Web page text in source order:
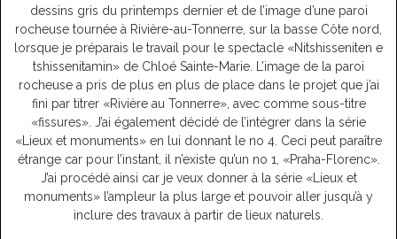
dessins gris du printemps dernier et de l’image d’une paroi
rocheuse tournée à Rivière-au-Tonnerre, sur la basse Côte nord,
lorsque je préparais le travail pour le spectacle «Nitshisseniten e
tshissenitamin» de Chloé Sainte-Marie. L’image de la paroi
rocheuse a pris de plus en plus de place dans le projet que j’ai
fini par titrer «Rivière au Tonnerre», avec comme sous-titre
«fissures». J’ai également décidé de l’intégrer dans la série
«Lieux et monuments» en lui donnant le no 4. Ceci peut paraître
étrange car pour l’instant, il n’existe qu’un no 1, «Praha-Florenc».
J’ai procédé ainsi car je veux donner à la série «Lieux et
monuments» l’ampleur la plus large et pouvoir aller jusqu’à y
inclure des travaux à partir de lieux naturels.